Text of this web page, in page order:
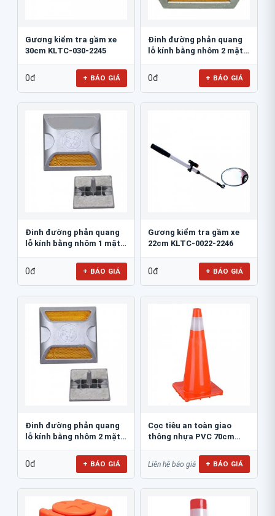
Gương kiểm tra gầm xe
30cm KLTC-030-2245
0đ + BÁO GIÁ
Đinh đường phản quang
lỗ kính bằng nhôm 2 mặt
0đ + BÁO GIÁ
Đinh đường phản quang
lỗ kính bằng nhôm 1 mặt
0đ + BÁO GIÁ
Gương kiểm tra gầm xe
22cm KLTC-0022-2246
0đ + BÁO GIÁ
Đinh đường phản quang
lỗ kính bằng nhôm 2 mặt
0đ + BÁO GIÁ
Cọc tiêu an toàn giao
thông nhựa PVC 70cm
Liên hệ báo giá + BÁO GIÁ